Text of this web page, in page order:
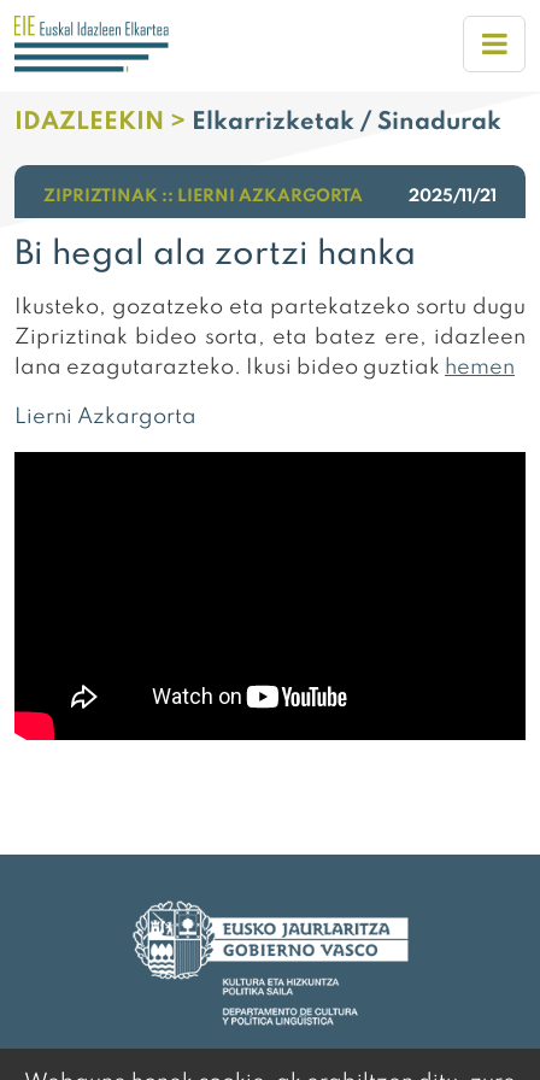
IDAZLEEKIN > Elkarrizketak / Sinadurak
ZIPRIZTINAK :: LIERNI AZKARGORTA 2025/11/21
Bi hegal ala zortzi hanka
Ikusteko, gozatzeko eta partekatzeko sortu dugu
Zipriztinak bideo sorta, eta batez ere, idazleen
lana ezagutarazteko. Ikusi bideo guztiak hemen
Lierni Azkargorta